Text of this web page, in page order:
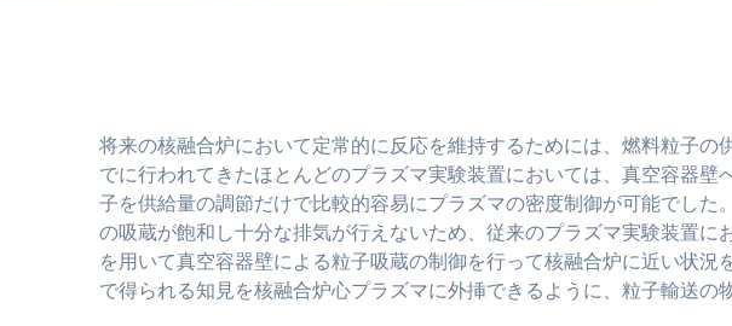
将来の核融合炉において定常的に反応を維持するためには、燃料粒子
でに行われてきたほとんどのプラズマ実験装置においては、真空容器
子を供給量の調節だけで比較的容易にプラズマの密度制御が可能でし
の吸蔵が飽和し十分な排気が行えないため、従来のプラズマ実験装置
を用いて真空容器壁による粒子吸蔵の制御を行って核融合炉に近い状
で得られる知見を核融合炉心プラズマに外挿できるように、粒子輸送